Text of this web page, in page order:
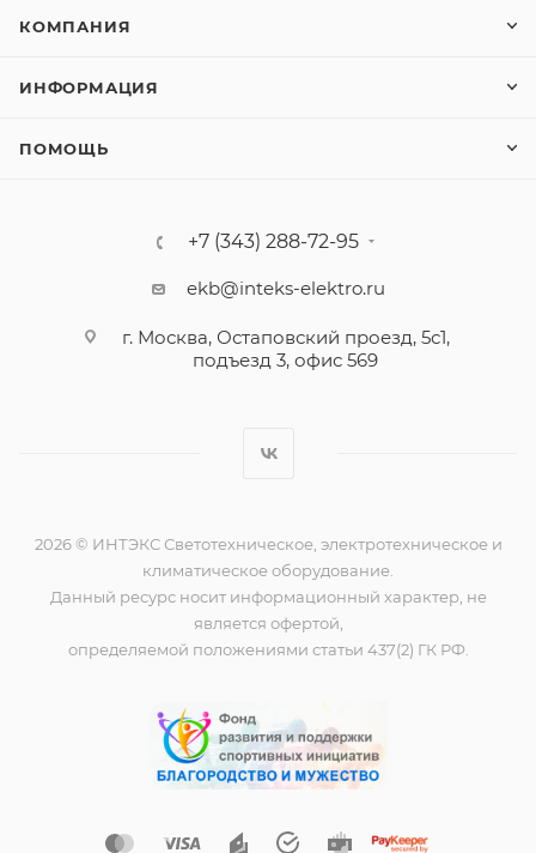
КОМПАНИЯ
ИНФОРМАЦИЯ
ПОМОЩЬ
+7 (343) 288-72-95
ekb@inteks-elektro.ru
г. Москва, Остаповский проезд, 5с1,
подъезд 3, офис 569
2026 © ИНТЭКС Светотехническое, электротехническое и
климатическое оборудование.
Данный ресурс носит информационный характер, не
является офертой,
определяемой положениями статьи 437(2) ГК РФ.